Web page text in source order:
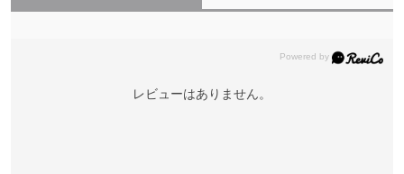
レビューはありません。